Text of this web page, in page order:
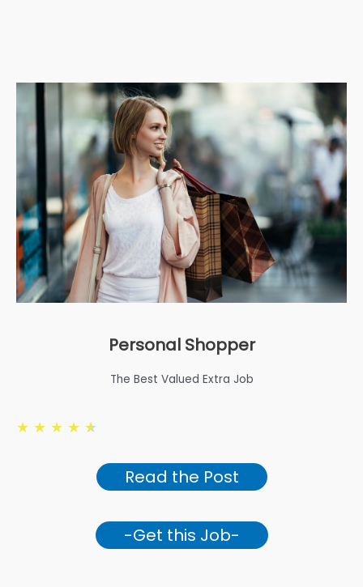
Personal Shopper
The Best Valued Extra Job
★ ★ ★ ★ ★
Read the Post
-Get this Job-